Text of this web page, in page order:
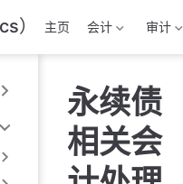
） 主页 会计 审计
永续债
相关会